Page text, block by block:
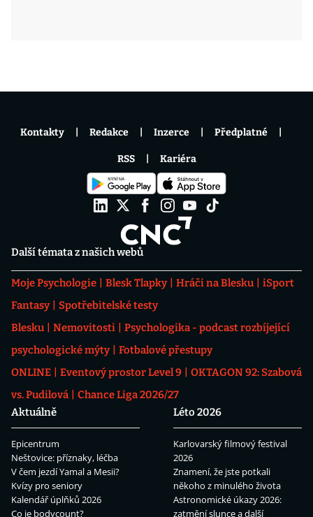
Další témata z našich webů
Moje Psychologie Blesk Tlapky Hráči na Blesku
iSport
Fantasy
Spotřebitelské testy
Blesku
Nemovitosti
Psychologika - podcast rozbíjející
psychologické mýty
Fotbalové přestupy
ONLINE
Eventový prostor Level 9
OKTAGON 92: Szabová
vs. Pudilová
Chance Liga 2026/27
Aktuálně
Epicentrum
Neštovice: příznaky, léčba
V čem jezdí Yamal a Mesii?
Kvízy pro seniory
Kalendář úplňků 2026
Co je bodycount?
Léto 2026
Karlovarský filmový festival
2026
Znamení, že jste potkali
někoho z minulého života
Astronomické úkazy 2026:
zatmění slunce a další
Kontakty Redakce Inzerce Předplatné
RSS Kariéra